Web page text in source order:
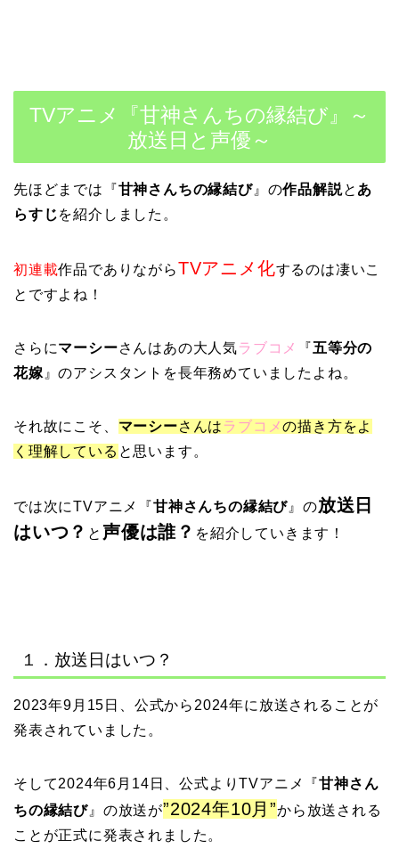
TVアニメ『甘神さんちの縁結び』～
放送日と声優～
先ほどまでは『甘神さんちの縁結び』の作品解説と あ
らすじを紹介しました。
初連載作品でありながらTVアニメ化するのは凄いこ
とですよね！
さらにマーシーさんはあの大人気ラブコメ 『五等分の
花嫁 』のアシスタントを長年務めていましたよね。
それ故にこそ、 マーシーさんは ラブコメの描き方をよ
く理解している と思います。
では次にTVアニメ『甘神さんちの縁結び 』の放送日
はいつ？ と 声優は誰？ を紹介していきます！
１．放送日はいつ？
2023年9月15日、公式から2024年に放送されることが
発表されていました。
そして2024年6月14日、公式よりTVアニメ『甘神さん
ちの縁結び』の放送が”2024年10月”から放送される
ことが正式に発表されました。